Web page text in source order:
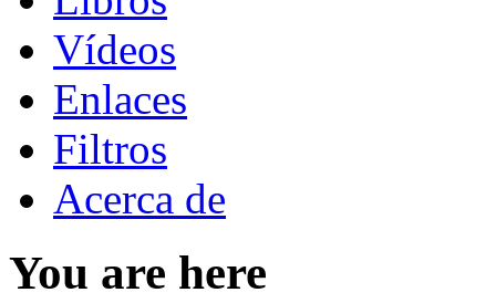
Vídeos
Enlaces
Filtros
Acerca de
You are here